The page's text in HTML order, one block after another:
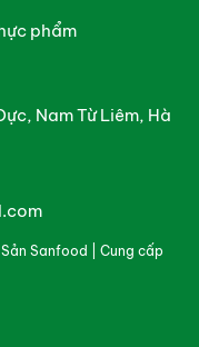
được đóng khay,
quản và vận
quyết chế biến để
ngay tại gian
phẩm
Nam Từ Liêm, Hà
Sanfood
| Cung cấp